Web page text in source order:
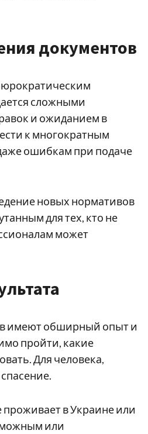
документов
сложными
и ожиданием в
к многократным
ошибкам при подаче
новых нормативов
для тех, кто не
может
имеют обширный опыт и
пройти, какие
Для человека,
проживает в Украине или
или